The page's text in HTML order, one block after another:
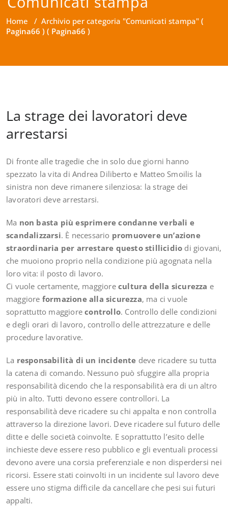
Home / Archivio per categoria "Comunicati stampa" (
Pagina66 ) ( Pagina66 )
La strage dei lavoratori deve
arrestarsi
Di fronte alle tragedie che in solo due giorni hanno
spezzato la vita di Andrea Diliberto e Matteo Smoilis la
sinistra non deve rimanere silenziosa: la strage dei
lavoratori deve arrestarsi.
Ma non basta più esprimere condanne verbali e
scandalizzarsi. È necessario promuovere un’azione
straordinaria per arrestare questo stillicidio di giovani,
che muoiono proprio nella condizione più agognata nella
loro vita: il posto di lavoro.
Ci vuole certamente, maggiore cultura della sicurezza e
maggiore formazione alla sicurezza, ma ci vuole
soprattutto maggiorecontrollo. Controllo delle condizioni
e degli orari di lavoro, controllo delle attrezzature e delle
procedure lavorative.
La responsabilità di un incidente deve ricadere su tutta
la catena di comando. Nessuno può sfuggire alla propria
responsabilità dicendo che la responsabilità era di un altro
più in alto. Tutti devono essere controllori. La
responsabilità deve ricadere su chi appalta e non controlla
attraverso la direzione lavori. Deve ricadere sul futuro delle
ditte e delle società coinvolte. E soprattutto l’esito delle
inchieste deve essere reso pubblico e gli eventuali processi
devono avere una corsia preferenziale e non disperdersi nei
ricorsi. Essere stati coinvolti in un incidente sul lavoro deve
essere uno stigma difficile da cancellare che pesi sui futuri
appalti.